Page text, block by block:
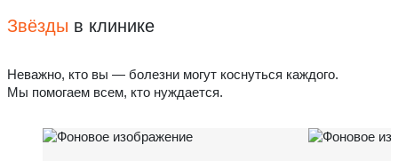
Звёзды в клинике
Неважно, кто вы — болезни могут коснуться каждого.
Мы помогаем всем, кто нуждается.